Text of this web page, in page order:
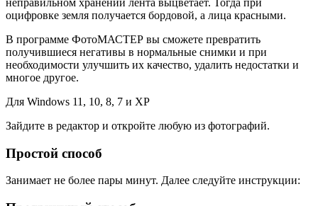
оцифровке земля получается бордовой, а лица красными.
В программе ФотоМАСТЕР вы сможете превратить
получившиеся негативы в нормальные снимки и при
необходимости улучшить их качество, удалить недостатки и
многое другое.
Для Windows 11, 10, 8, 7 и XP
Зайдите в редактор и откройте любую из фотографий.
Простой способ
Занимает не более пары минут. Далее следуйте инструкции: